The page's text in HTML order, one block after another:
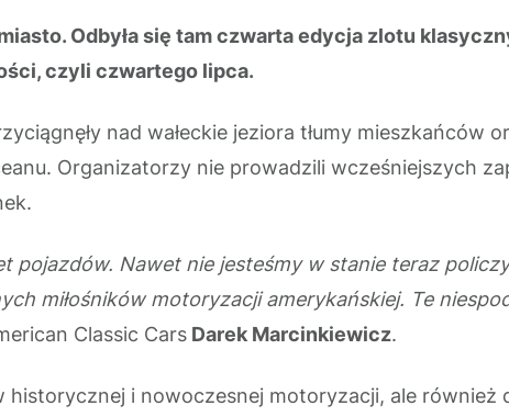
Odbyła się tam czwarta edycja zlotu
czyli czwartego lipca.
nad wałeckie jeziora tłumy mieszkańców
Organizatorzy nie prowadzili wcześniejszych
pojazdów. Nawet nie jesteśmy w stanie teraz
miłośników motoryzacji amerykańskiej. Te
Classic Cars Darek Marcinkiewicz.
i nowoczesnej motoryzacji, ale również